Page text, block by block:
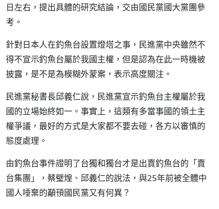
日左右，提出具體的研究結論，交由國民黨國大黨團參
考。
針對日本人在釣魚台設置燈塔之事，民進黨中央雖然不
得不宣示釣魚台屬於我國主權，但是認為在此一時機被
披露，是不是為模糊外蒙案，表示高度關注。
民進黨秘書長邱義仁說，民進黨宣示釣魚台主權屬於我
國的立場始終如一。事實上，這類有多當事國的領土主
權爭議，最好的方式是大家都不要去碰，各方以審慎的
態度處理。
由釣魚台事件證明了台獨和獨台才是出賣釣魚台的「賣
台集團」，蔡璧煌、邱義仁的說法，與25年前被全體中
國人唾棄的顢頇國民黨又有何異？